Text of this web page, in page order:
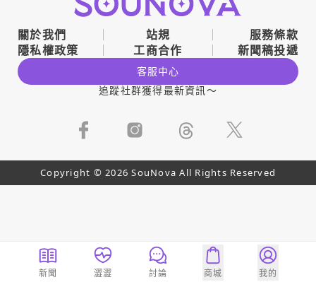
關於我們 站規
服務條款
隱私權政策
工商合作 新聞稿投遞
客服中心
追蹤社群獲得最新資訊～
Copyright © 2026 SouNova All Rights Reserved
新聞 澀澀 討論 商城 我的